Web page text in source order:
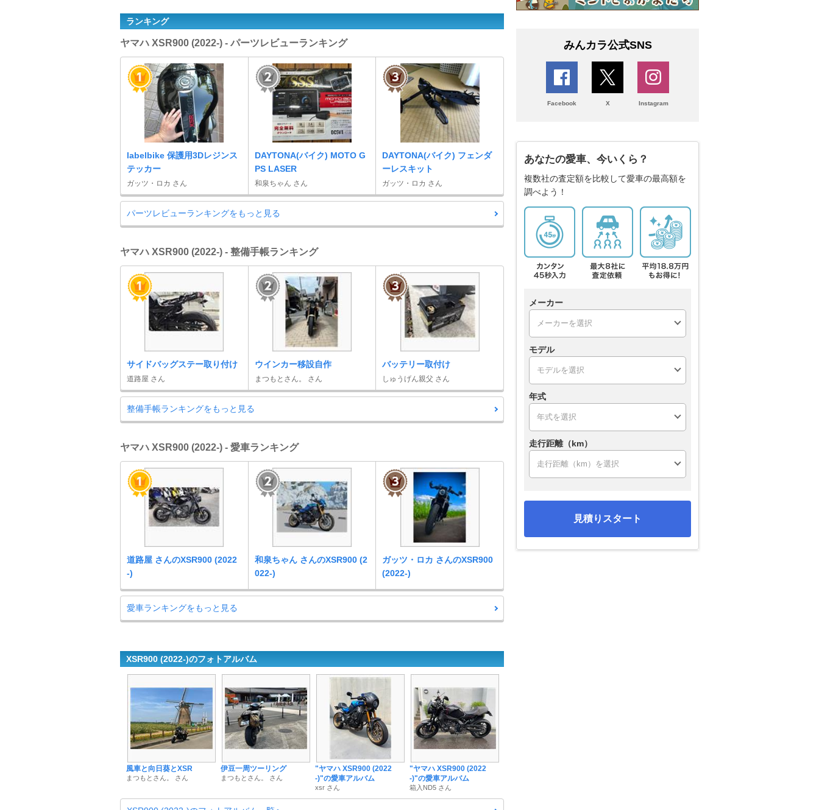
ランキング
ヤマハ XSR900 (2022-) - パーツレビューランキング
labelbike 保護用3Dレジンス
テッカー
ガッツ・ロカ さん
DAYTONA(バイク) MOTO G
PS LASER
和泉ちゃん さん
DAYTONA(バイク) フェンダ
ーレスキット
ガッツ・ロカ さん
パーツレビューランキングをもっと見る
ヤマハ XSR900 (2022-) - 整備手帳ランキング
サイドバッグステー取り付け
道路屋 さん
ウインカー移設自作
まつもとさん。 さん
バッテリー取付け
しゅうげん親父 さん
整備手帳ランキングをもっと見る
ヤマハ XSR900 (2022-) - 愛車ランキング
道路屋 さんのXSR900 (2022
-)
和泉ちゃん さんのXSR900 (2
022-)
ガッツ・ロカ さんのXSR900
(2022-)
愛車ランキングをもっと見る
XSR900 (2022-)のフォトアルバム
風車と向日葵とXSR
まつもとさん。 さん
伊豆一周ツーリング
まつもとさん。 さん
"ヤマハ XSR900 (2022
-)"の愛車アルバム
xsr さん
"ヤマハ XSR900 (2022
-)"の愛車アルバム
箱入ND5 さん
みんカラ公式SNS
Facebook X Instagram
あなたの愛車、今いくら？
複数社の査定額を比較して愛車の最高額を
調べよう！
メーカー
モデル
年式
走行距離（km）
見積りスタート